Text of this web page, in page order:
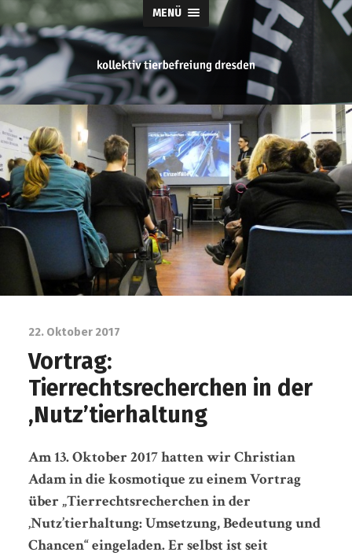
MENÜ
tierbefreiung
dresden
22. Oktober 2017
Vortrag:
Tierrechtsrecherchen in der
‚Nutz’tierhaltung
Am 13. Oktober 2017 hatten wir Christian
Adam in die kosmotique zu einem Vortrag
über „Tierrechtsrecherchen in der
‚Nutz’tierhaltung: Umsetzung, Bedeutung und
Chancen“ eingeladen. Er selbst ist seit